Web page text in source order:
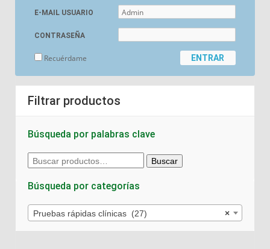
E-MAIL USUARIO
CONTRASEÑA
Recuérdame
Filtrar productos
Búsqueda por palabras clave
Buscar
por:
Buscar
Búsqueda por categorías
×
Pruebas rápidas clínicas (27)